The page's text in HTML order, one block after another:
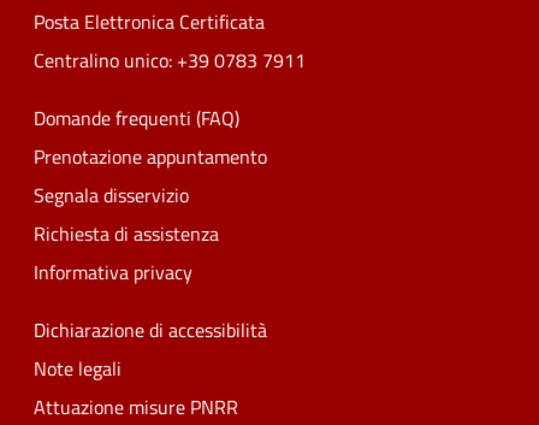
Posta Elettronica Certificata
Centralino unico: +39 0783 7911
Domande frequenti (FAQ)
Prenotazione appuntamento
Segnala disservizio
Richiesta di assistenza
Informativa privacy
Dichiarazione di accessibilità
Note legali
Attuazione misure PNRR